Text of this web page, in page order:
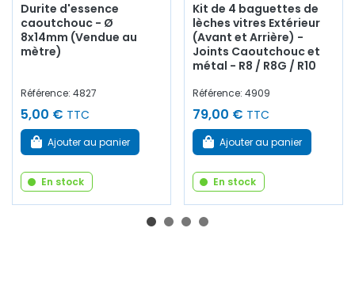
Durite d'essence
caoutchouc - Ø
8x14mm (Vendue au
mètre)
Référence: 4827
5,00 € TTC
Ajouter au panier
En stock
Kit de 4 baguettes de
lèches vitres Extérieur
(Avant et Arrière) -
Joints Caoutchouc et
métal - R8 / R8G / R10
Référence: 4909
79,00 € TTC
Ajouter au panier
En stock